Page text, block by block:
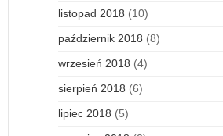
listopad 2018 (10)
październik 2018 (8)
wrzesień 2018 (4)
sierpień 2018 (6)
lipiec 2018 (5)